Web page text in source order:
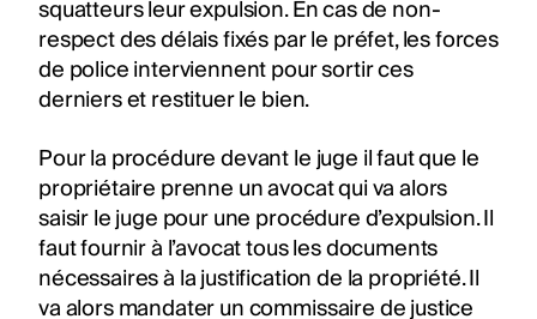
squatteurs leur expulsion. En cas de non-
respect des délais fixés par le préfet, les forces
de police interviennent pour sortir ces
derniers et restituer le bien.
Pour la procédure devant le juge il faut que le
propriétaire prenne un avocat qui va alors
saisir le juge pour une procédure d’expulsion. Il
faut fournir à l’avocat tous les documents
nécessaires à la justification de la propriété. Il
va alors mandater un commissaire de justice